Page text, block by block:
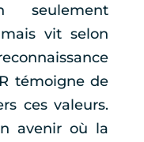
seulement
vit selon
témoigne de
ces valeurs.
avenir où la